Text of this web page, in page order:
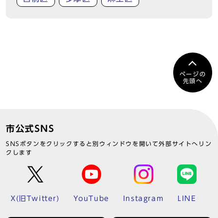
ページの
先頭へ
市公式SNS
SNSボタンをクリックすると別ウィンドウを開いて外部サイトへリン
クします
X(旧Twitter) YouTube Instagram LINE